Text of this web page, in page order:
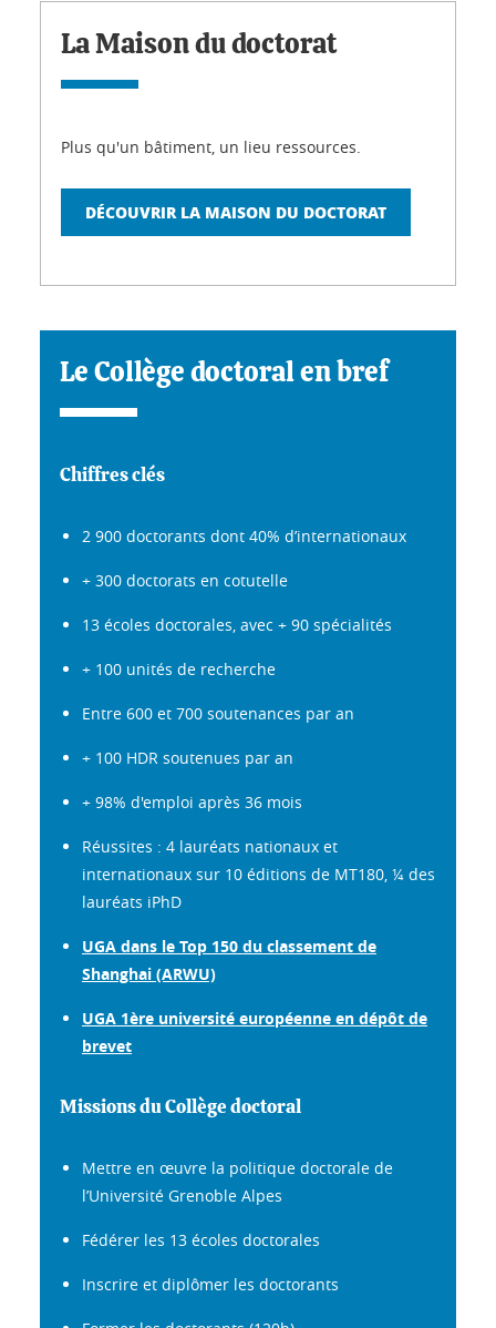
La Maison du doctorat
Plus qu'un bâtiment, un lieu ressources.
DÉCOUVRIR LA MAISON DU DOCTORAT
Le Collège doctoral en bref
Chiffres clés
2 900 doctorants dont 40% d’internationaux
+ 300 doctorats en cotutelle
13 écoles doctorales, avec + 90 spécialités
+ 100 unités de recherche
Entre 600 et 700 soutenances par an
+ 100 HDR soutenues par an
+ 98% d'emploi après 36 mois
Réussites : 4 lauréats nationaux et
internationaux sur 10 éditions de MT180, ¼ des
lauréats iPhD
UGA dans le Top 150 du classement de
Shanghai (ARWU)
UGA 1ère université européenne en dépôt de
brevet
Missions du Collège doctoral
Mettre en œuvre la politique doctorale de
l’Université Grenoble Alpes
Fédérer les 13 écoles doctorales
Inscrire et diplômer les doctorants